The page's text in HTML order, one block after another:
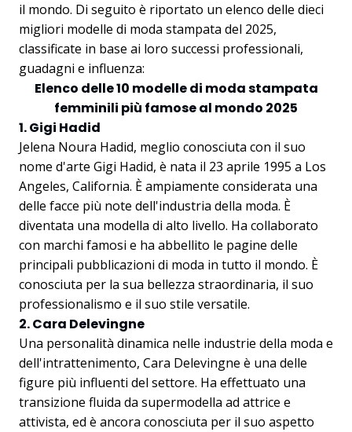
il mondo. Di seguito è riportato un elenco delle dieci
migliori modelle di moda stampata del 2025,
classificate in base ai loro successi professionali,
guadagni e influenza:
Elenco delle 10 modelle di moda stampata
femminili più famose al mondo 2025
1. Gigi Hadid
Jelena Noura Hadid, meglio conosciuta con il suo
nome d'arte Gigi Hadid, è nata il 23 aprile 1995 a Los
Angeles, California. È ampiamente considerata una
delle facce più note dell'industria della moda. È
diventata una modella di alto livello. Ha collaborato
con marchi famosi e ha abbellito le pagine delle
principali pubblicazioni di moda in tutto il mondo. È
conosciuta per la sua bellezza straordinaria, il suo
professionalismo e il suo stile versatile.
2. Cara Delevingne
Una personalità dinamica nelle industrie della moda e
dell'intrattenimento, Cara Delevingne è una delle
figure più influenti del settore. Ha effettuato una
transizione fluida da supermodella ad attrice e
attivista, ed è ancora conosciuta per il suo aspetto